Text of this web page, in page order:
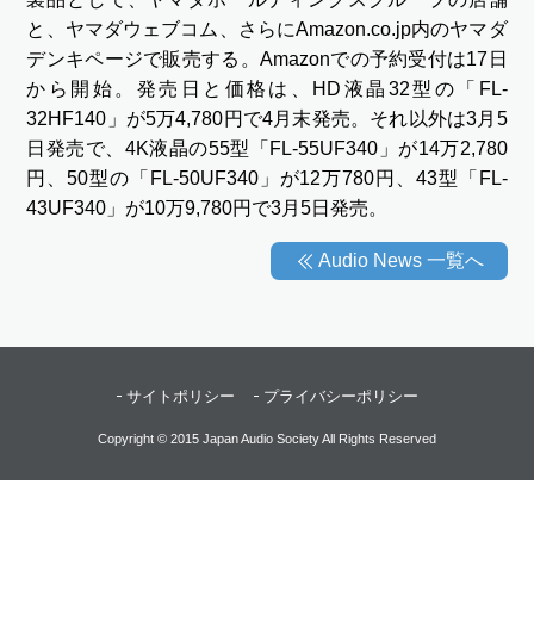
と、ヤマダウェブコム、さらにAmazon.co.jp内のヤマダ
デンキページで販売する。Amazonでの予約受付は17日
から開始。発売日と価格は、HD液晶32型の「FL-
32HF140」が5万4,780円で4月末発売。それ以外は3月5
日発売で、4K液晶の55型「FL-55UF340」が14万2,780
円、50型の「FL-50UF340」が12万780円、43型「FL-
43UF340」が10万9,780円で3月5日発売。
Audio News 一覧へ
サイトポリシー プライバシーポリシー
Copyright © 2015 Japan Audio Society All Rights Reserved